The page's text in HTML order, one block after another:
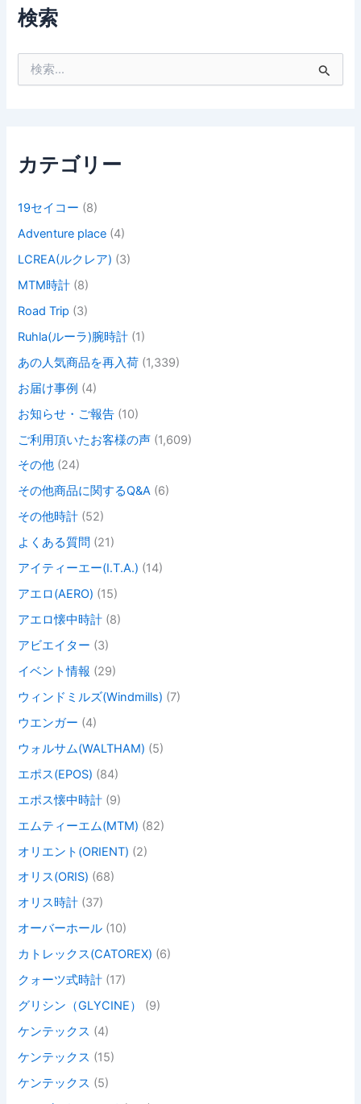
検索
カテゴリー
19セイコー (8)
Adventure place (4)
LCREA(ルクレア) (3)
MTM時計 (8)
Road Trip (3)
Ruhla(ルーラ)腕時計 (1)
あの人気商品を再入荷 (1,339)
お届け事例 (4)
お知らせ・ご報告 (10)
ご利用頂いたお客様の声 (1,609)
その他 (24)
その他商品に関するQ&A (6)
その他時計 (52)
よくある質問 (21)
アイティーエー(I.T.A.) (14)
アエロ(AERO) (15)
アエロ懐中時計 (8)
アビエイター (3)
イベント情報 (29)
ウィンドミルズ(Windmills) (7)
ウエンガー (4)
ウォルサム(WALTHAM) (5)
エポス(EPOS) (84)
エポス懐中時計 (9)
エムティーエム(MTM) (82)
オリエント(ORIENT) (2)
オリス(ORIS) (68)
オリス時計 (37)
オーバーホール (10)
カトレックス(CATOREX) (6)
クォーツ式時計 (17)
グリシン（GLYCINE）
(9)
ケンテックス (4)
ケンテックス (15)
ケンテックス (5)